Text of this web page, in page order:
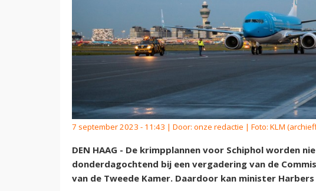
7 september 2023 - 11:43 | Door: onze redactie | Foto: KLM
DEN HAAG - De krimpplannen voor Schiphol worden
donderdagochtend bij een vergadering van de
van de Tweede Kamer. Daardoor kan minister